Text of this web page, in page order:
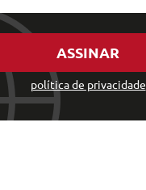
política de privacidade
ASSINAR